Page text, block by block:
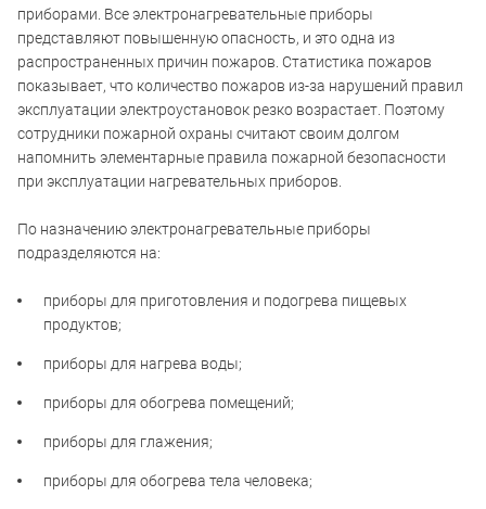
приборами. Все электронагревательные приборы
представляют повышенную опасность, и это одна из
распространенных причин пожаров. Статистика пожаров
показывает, что количество пожаров из-за нарушений правил
эксплуатации электроустановок резко возрастает. Поэтому
сотрудники пожарной охраны считают своим долгом
напомнить элементарные правила пожарной безопасности
при эксплуатации нагревательных приборов.
По назначению электронагревательные приборы
подразделяются на:
приборы для приготовления и подогрева пищевых
продуктов;
приборы для нагрева воды;
приборы для обогрева помещений;
приборы для глажения;
приборы для обогрева тела человека;